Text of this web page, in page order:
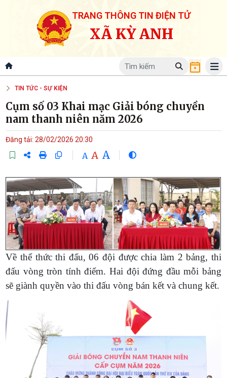
TRANG THÔNG TIN ĐIỆN TỬ
XÃ KỲ ANH
TIN TỨC - SỰ KIỆN
Cụm số 03 Khai mạc Giải bóng chuyền
nam thanh niên năm 2026
Đăng tải: 28/02/2026 20:30
A A A
Về thể thức thi đấu, 06 đội được chia làm 2 bảng, thi
đấu vòng tròn tính điểm. Hai đội đứng đầu mỗi bảng
sẽ giành quyền vào thi đấu vòng bán kết và chung kết.